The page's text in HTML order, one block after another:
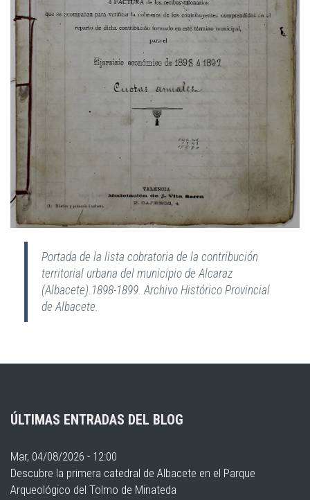
Portada de la lista cobratoria de la contribución
territorial urbana del municipio de Alcaraz
(Albacete).1898-1899. Archivo Histórico Provincial
de Albacete.
ÚLTIMAS ENTRADAS DEL BLOG
Mar, 04/08/2026 - 12:00
Descubre la primera catedral de Albacete en el Parque
Arqueológico del Tolmo de Minateda